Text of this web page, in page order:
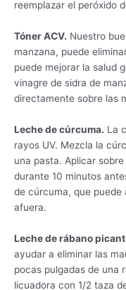
reemplazar el peróxido
Tóner ACV. Nuestro
manzana, puede
puede mejorar la salud
vinagre de sidra de
directamente sobre las
Leche de cúrcuma. La
rayos UV. Mezcla la
una pasta. Aplicar
durante 10 minutos
de cúrcuma, que puede
afuera.
Leche de rábano
ayudar a eliminar las
pocas pulgadas de una
licuadora con 1/2 taza